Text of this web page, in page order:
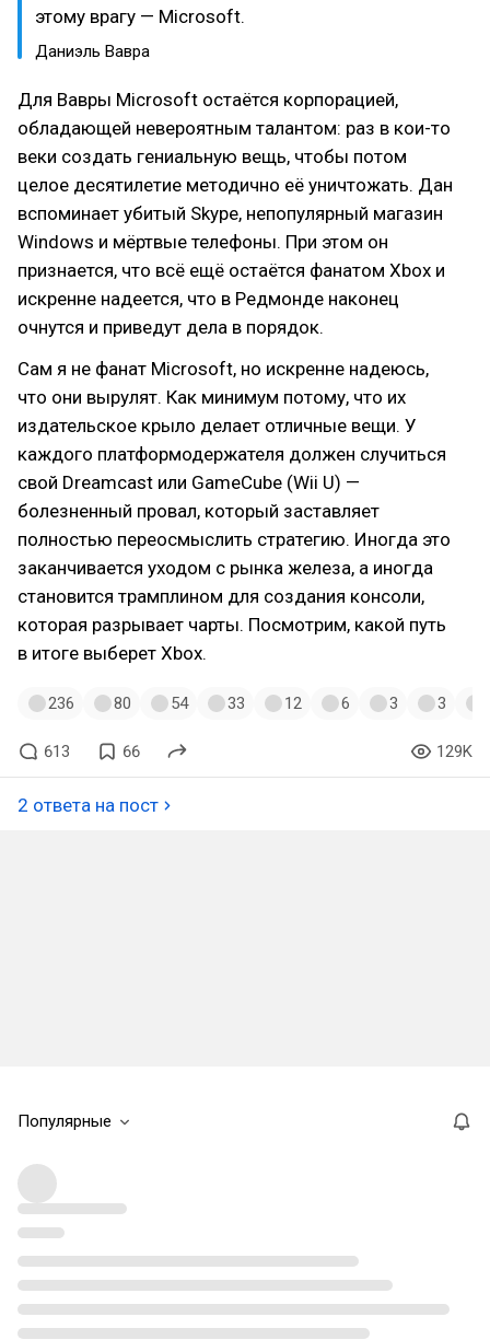
этому врагу — Microsoft.
Даниэль Вавра
Для Вавры Microsoft остаётся корпорацией,
обладающей невероятным талантом: раз в кои-то
веки создать гениальную вещь, чтобы потом
целое десятилетие методично её уничтожать. Дан
вспоминает убитый Skype, непопулярный магазин
Windows и мёртвые телефоны. При этом он
признается, что всё ещё остаётся фанатом Xbox и
искренне надеется, что в Редмонде наконец
очнутся и приведут дела в порядок.
Сам я не фанат Microsoft, но искренне надеюсь,
что они вырулят. Как минимум потому, что их
издательское крыло делает отличные вещи. У
каждого платформодержателя должен случиться
свой Dreamcast или GameCube (Wii U) —
болезненный провал, который заставляет
полностью переосмыслить стратегию. Иногда это
заканчивается уходом с рынка железа, а иногда
становится трамплином для создания консоли,
которая разрывает чарты. Посмотрим, какой путь
в итоге выберет Xbox.
236 80 54 33 12 6 3 3
613 66 129K
2 ответа на пост
Популярные